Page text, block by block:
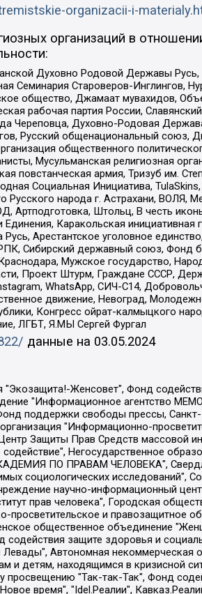
organizacii-i-
организаций в
Духовно Родовой Державы
Семинария Староверов-Инглингов,
общество, Джамаат мувахидов,
рабочая партия России,
Череповца, Духовно-Родовая
Русский общенациональный союз,
общественного
Мусульманская религиозная
повстанческая армия, Тризуб им.
Социальная Инициатива,
народа г. Астрахани, ВОЛЯ,
Артподготовка, Штольц, В честь
Каракольская инициативная
Арестантское уголовное
Сибирский державный союз,
Мужское государство,
Проект Штурм, Граждане СССР,
WhatsApp, СИЧ-С14,
движение, Невоград,
Конгресс ойрат-калмыцкого
ЛГБТ, Я.МЫ Сергей Фургал
данные на 03.05.2024
Некоммерческая организация "Фонд по борьбе с коррупцией", Автономная некоммерческая организация "Институт права и публичной политики", Баданин Роман Сергеевич, Гликин Максим Александрович, Железнова Мария Михайловна, Лукьянова Юлия Сергеевна, Маетная Елизавета Витальевна, Маняхин Петр Борисович, Чуракова Ольга Владимировна, Ярош Юлия Петровна, Юридическое лицо "The Insider SIA", зарегистрированное в Риге, Латвийская Республика (дата регистрации 26.06.2015), являющееся администратором доменного имени интернет-издания "The Insider SIA", https://theins.ru, Постернак Алексей Евгеньевич, Рубин Михаил Аркадьевич, Анин Роман Александрович, Юридическое лицо Istories fonds, зарегистрированное в Латвийской Республике (регистрационный номер 50008295751, дата регистрации 24.02.2020), Великовский Дмитрий Александрович, Долинина Ирина Николаевна, Мароховская Алеся Алексеевна, Шлейнов Роман Юрьевич, Шмагун Олеся Валентиновна, Общество с ограниченной ответственностью "Альтаир 2021", Общество с ограниченной ответственностью "Вега 2021", Общество с ограниченной ответственностью "Главный редактор 2021", Общество с ограниченной ответственностью "Ромашки монолит", Важенков Артем Валерьевич, Ивановская областная общественная организация "Центр гендерных исследований", Гурман Юрий Альбертович, Медиапроект "ОВД-Инфо", Егоров Владимир Владимирович, Жилинский Владимир Александрович, Общество с ограниченной ответственностью "ЗП", Иванова София Юрьевна, Карезина Инна Павловна, Кильтау Екатерина Викторовна, Петров Алексей Викторович, Пискунов Сергей Евгеньевич, Смирнов Сергей Сергеевич, Тихонов Михаил Сергеевич, Общество с ограниченной ответственностью "ЖУРНАЛИСТ-ИНОСТРАННЫЙ АГЕНТ", Арапова Галина Юрьевна, Вольтская Татьяна Анатольевна, Американская компания "Mason G.E.S. Anonymous Foundation" (США), являющаяся владельцем интернет-издания https://mnews.world/, Компания "Stichting Bellingcat", зарегистрированная в Нидерландах (дата регистрации 11.07.2018), Захаров Андрей Вячеславович, Клепиковская Екатерина Дмитриевна, Общество с ограниченной ответственностью "МЕМО", Перл Роман Александрович, Симонов Евгений Алексеевич, Соловьева Елена Анатольевна, Сотников Даниил Владимирович, Сурначева Елизавета Дмитриевна, Автономная некоммерческая организация по защите